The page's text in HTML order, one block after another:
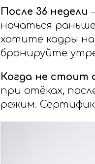
После 36 недели
начаться
хотите кадры
бронируйте
Когда не стоит
при отёках,
режим.